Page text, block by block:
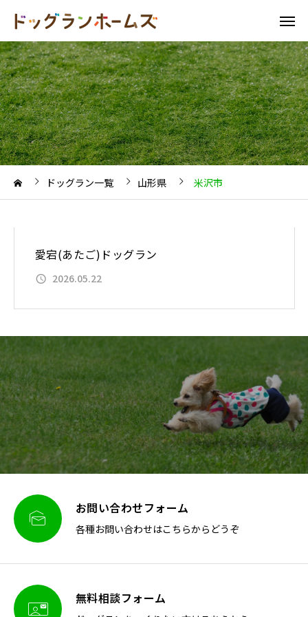
ドッグラン一覧 山形県 米沢市
愛宕(あたご)ドッグラン
2026.05.22
 お問い合わせフォーム
各種お問い合わせはこちらからどうぞ
 無料相談フォーム